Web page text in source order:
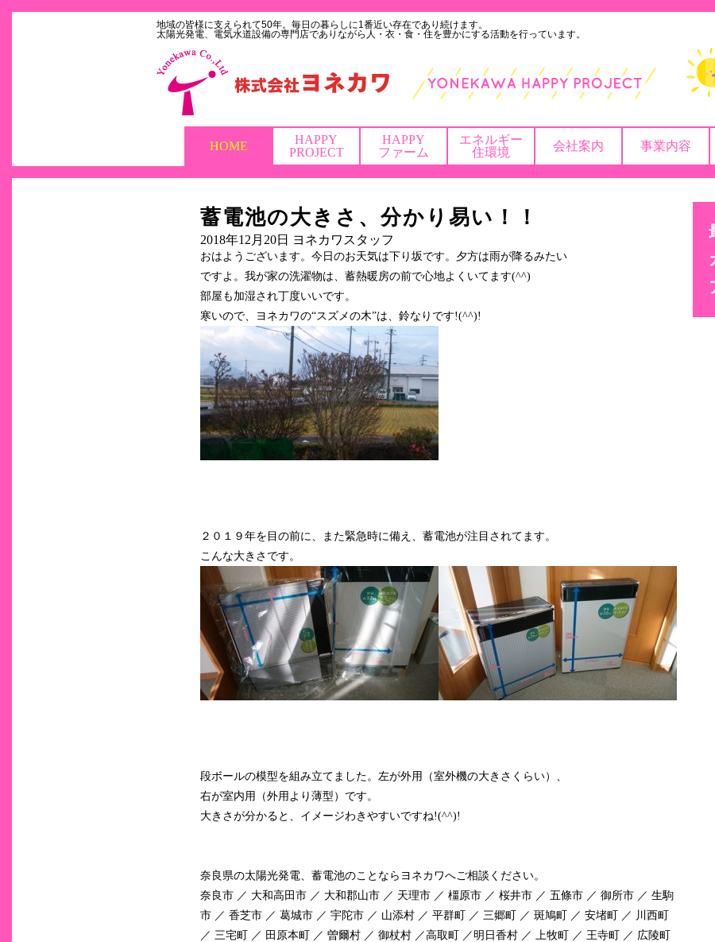
地域の皆様に支えられて50年。毎日の暮らしに1番近い存在であり続けます。
太陽光発電、電気水道設備の専門店でありながら人・衣・食・住を豊かにする活動を行っています。
HOME
HAPPY
PROJECT
HAPPY
ファーム
エネルギー
住環境
会社案内 事業内容
蓄電池の大きさ、分かり易い！！
2018年12月20日 ヨネカワスタッフ
おはようございます。今日のお天気は下り坂です。夕方は雨が降るみたい
ですよ。我が家の洗濯物は、蓄熱暖房の前で心地よくいてます(^^)
部屋も加湿され丁度いいです。
寒いので、ヨネカワの“スズメの木”は、鈴なりです!(^^)!
２０１９年を目の前に、また緊急時に備え、蓄電池が注目されてます。
こんな大きさです。
段ボールの模型を組み立てました。左が外用（室外機の大きさくらい）、
右が室内用（外用より薄型）です。
大きさが分かると、イメージわきやすいですね!(^^)!
奈良県の太陽光発電、蓄電池のことならヨネカワへご相談ください。
奈良市 ／ 大和高田市 ／ 大和郡山市 ／ 天理市 ／ 橿原市 ／ 桜井市 ／ 五條市 ／ 御所市 ／ 生駒
市 ／ 香芝市 ／ 葛城市 ／ 宇陀市 ／ 山添村 ／ 平群町 ／ 三郷町 ／ 斑鳩町 ／ 安堵町 ／ 川西町
／ 三宅町 ／ 田原本町 ／ 曽爾村 ／ 御杖村 ／高取町 ／明日香村 ／ 上牧町 ／ 王寺町 ／ 広陵町